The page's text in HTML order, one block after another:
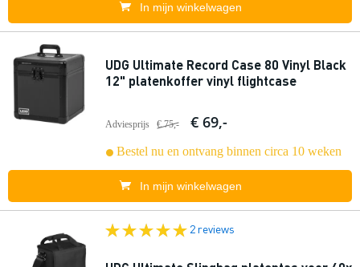
In mijn winkelwagen
UDG Ultimate Record Case 80 Vinyl Black
12" platenkoffer vinyl flightcase
Adviesprijs € 75,- € 69,-
Bestel nu en ontvang binnen circa 10 weken
In mijn winkelwagen
2 reviews